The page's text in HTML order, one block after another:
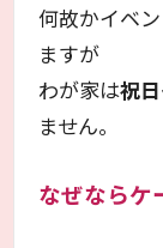
何故かイベ
ますが
わが家は祝
ません。
なぜならケ